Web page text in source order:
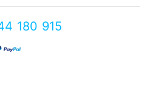
180 915